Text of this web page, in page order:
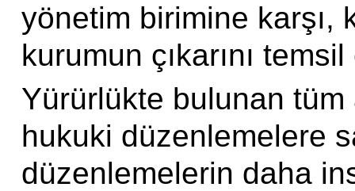
yönetim birimine karşı,
kurumun çıkarını
Yürürlükte bulunan
hukuki düzenlemelere
düzenlemelerin daha